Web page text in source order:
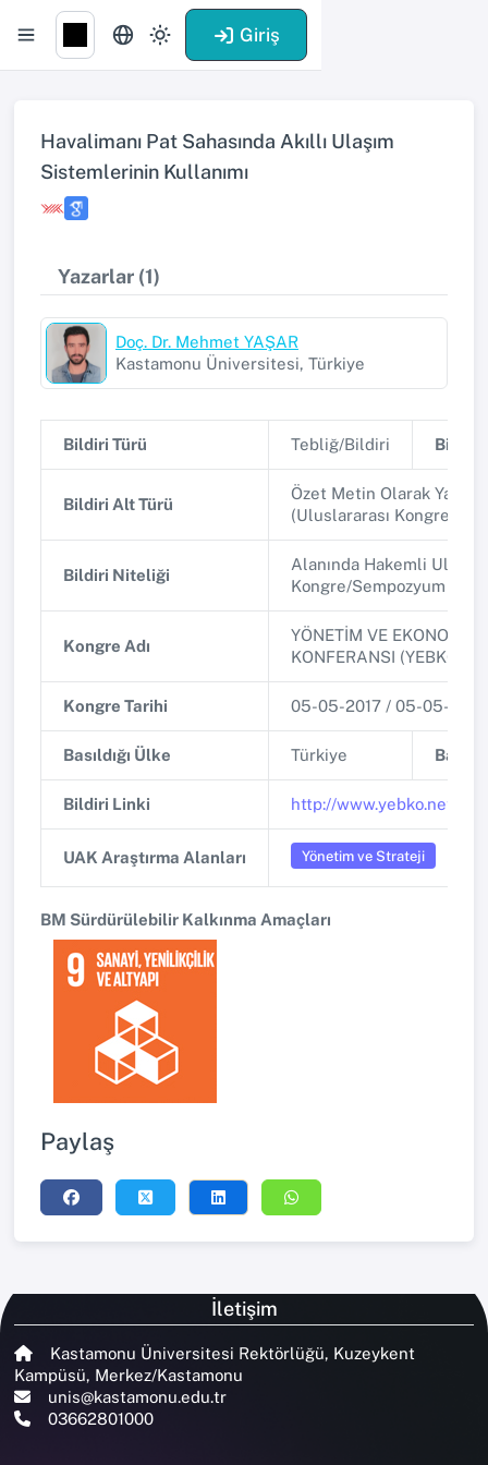
Giriş
Havalimanı Pat Sahasında Akıllı Ulaşım
Sistemlerinin Kullanımı
Yazarlar (1)
Doç. Dr. Mehmet YAŞAR
Kastamonu Üniversitesi, Türkiye
Bildiri Türü Tebliğ/Bildiri Bildiri
Bildiri Alt Türü
Özet Metin Olarak
(Uluslararası Kongre/
Bildiri Niteliği
Alanında Hakemli
Kongre/Sempozyum
Kongre Adı
YÖNETİM VE EKONOMİ
KONFERANSI (YEBKO
Kongre Tarihi 05-05-2017 / 05-05-2017
Basıldığı Ülke Türkiye
Bildiri Linki http://www.yebko.net/
UAK Araştırma Alanları Yönetim ve Strateji
BM Sürdürülebilir Kalkınma Amaçları
Paylaş
İletişim
Kastamonu Üniversitesi Rektörlüğü, Kuzeykent
Kampüsü, Merkez/Kastamonu
unis@kastamonu.edu.tr
03662801000